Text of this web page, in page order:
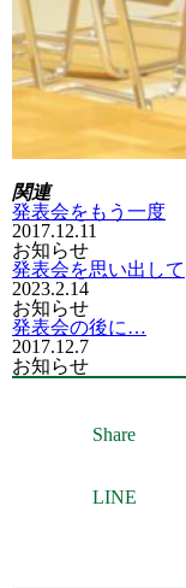
関連
発表会をもう一度
2017.12.11
お知らせ
発表会を思い出して
2023.2.14
お知らせ
発表会の後に…
2017.12.7
お知らせ
Share
LINE